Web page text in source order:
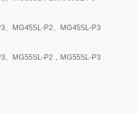
MG45SL-P2 MG45SL-P3
MG55SL-P2 ， MG55SL-P3